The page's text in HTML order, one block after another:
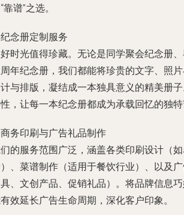
靠谱”之选。
念册定制服务
时光值得珍藏。无论是同学聚会纪念册、
年纪念册，我们都能将珍贵的文字、照
与排版，凝结成一本独具意义的精美册
，让每一本纪念册都成为承载回忆的独特
务印刷与广告礼品制作
的服务范围广泛，涵盖各类印刷设计 （
、 菜谱制作 （适用于餐饮行业）、以及
、文创产品、促销礼品）。将品牌信息
效延长广告生命周期，深化客户印象。